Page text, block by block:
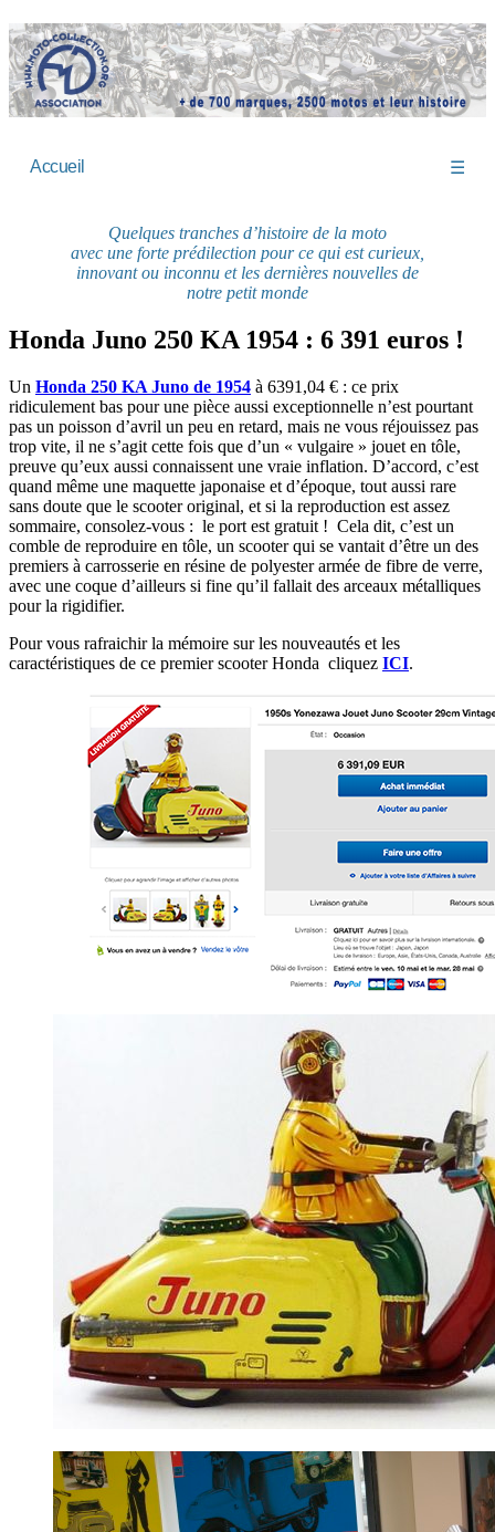
Accueil ☰
Quelques tranches d’histoire de la moto
avec une forte prédilection pour ce qui est curieux,
innovant ou inconnu et les dernières nouvelles de
notre petit monde
Honda Juno 250 KA 1954 : 6 391 euros !
Un Honda 250 KA Juno de 1954 à 6391,04 € : ce prix
ridiculement bas pour une pièce aussi exceptionnelle n’est pourtant
pas un poisson d’avril un peu en retard, mais ne vous réjouissez pas
trop vite, il ne s’agit cette fois que d’un « vulgaire » jouet en tôle,
preuve qu’eux aussi connaissent une vraie inflation. D’accord, c’est
quand même une maquette japonaise et d’époque, tout aussi rare
sans doute que le scooter original, et si la reproduction est assez
sommaire, consolez-vous : le port est gratuit ! Cela dit, c’est un
comble de reproduire en tôle, un scooter qui se vantait d’être un des
premiers à carrosserie en résine de polyester armée de fibre de verre,
avec une coque d’ailleurs si fine qu’il fallait des arceaux métalliques
pour la rigidifier.
Pour vous rafraichir la mémoire sur les nouveautés et les
caractéristiques de ce premier scooter Honda cliquez ICI.